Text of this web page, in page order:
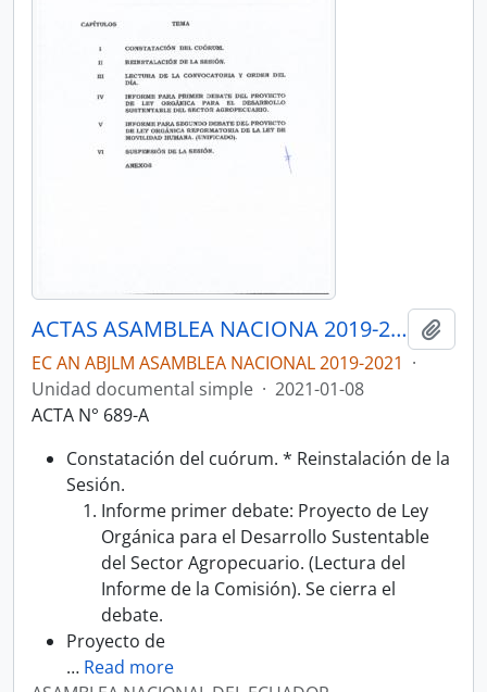
ACTAS ASAMBLEA NACIONA 2019-2021
EC AN ABJLM ASAMBLEA NACIONAL 2019-2021 ·
Unidad documental simple · 2021-01-08
ACTA N° 689-A
Constatación del cuórum. * Reinstalación de la
Sesión.
Informe primer debate: Proyecto de Ley
Orgánica para el Desarrollo Sustentable
del Sector Agropecuario. (Lectura del
Informe de la Comisión). Se cierra el
debate.
Proyecto de
… Read more